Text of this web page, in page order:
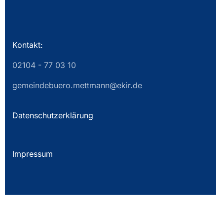
Kontakt:
02104 - 77 03 10
gemeindebuero.mettmann@ekir.de
Datenschutzerklärung
Impressum